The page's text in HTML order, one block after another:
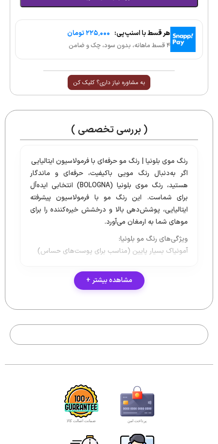
هر قسط با اسنپ‌پی: ۲۲۵٬۰۰۰ تومان
۴ قسط ماهانه، بدون سود، چک و ضامن
به مشاوره نیاز داری؟ کلیک کن
( بررسی تخصصی )
رنگ موی بلونیا | رنگ مو حرفه‌ای با فرمولاسیون ایتالیایی
اگر به‌دنبال رنگ مویی باکیفیت، حرفه‌ای و ماندگار
هستید، رنگ موی بلونیا (BOLOGNA) انتخابی ایده‌آل
برای شماست. این رنگ مو با فرمولاسیون پیشرفته
ایتالیایی، پوشش‌دهی بالا و درخشش خیره‌کننده را برای
موهای شما به ارمغان می‌آورد.
ویژگی‌های رنگ مو بلونیا:
آمونیاک بسیار پایین (مناسب برای پوست‌های حساس)
غنی‌شده با پروتئین هیدرولیز شده گندم برای نرمی و
برای مصرف خانگی گزینه‌ای بی‌نظیر است. همچنین
استفاده از مواد مغذی و فاقد پارابن باعث شده موها بعد
از رنگ شدن، خشک یا آسیب‌دیده نباشند.
خرید رنگ موی بلونیا:
در فروشگاه ما می‌توانید رنگ‌های مختلف بلونیا را با
مشاهده بیشتر +
پرداخت امن ضمانت اصالت کالا